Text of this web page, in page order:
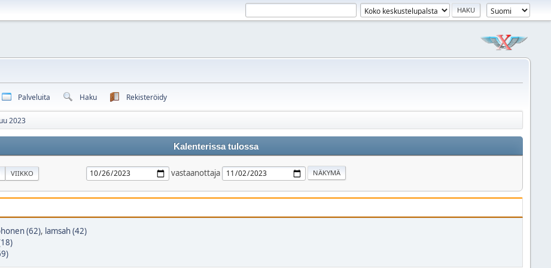
Palveluita Haku Rekisteröidy
2023
Kalenterissa tulossa
VIIKKO vastaanottaja
(62), lamsah (42)